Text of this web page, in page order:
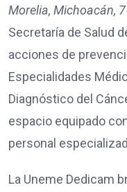
Morelia, Michoacán,
Secretaría de Salud
acciones de
Especialidades
Diagnóstico del
espacio equipado
personal
La Uneme Dedicam